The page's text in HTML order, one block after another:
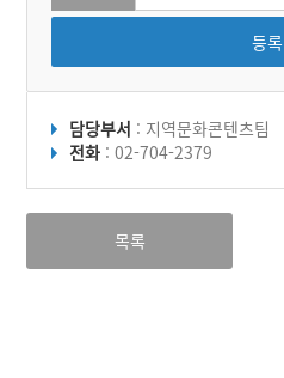
등록
담당부서 : 지역문화콘텐츠팀
전화 : 02-704-2379
목록